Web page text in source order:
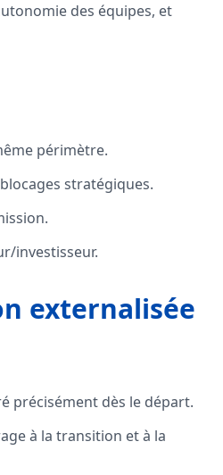
des équipes, et
périmètre.
stratégiques.
investisseur.
externalisée
précisément dès le départ.
à la transition et à la